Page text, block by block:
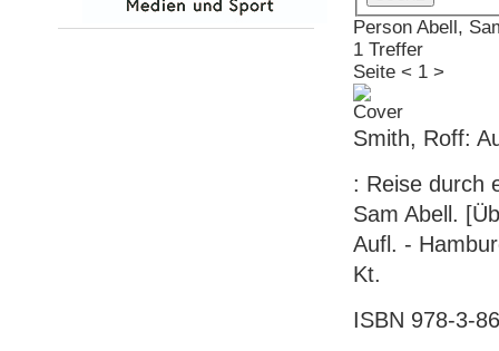
Person Abell,
1 Treffer
Seite < 1 >
Smith, Roff:
: Reise durch
Sam Abell.
Aufl. -
Kt.
ISBN 978-3-